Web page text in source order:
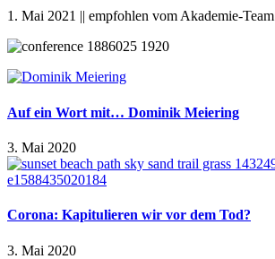
1. Mai 2021 || empfohlen vom Akademie-Team
Auf ein Wort mit… Dominik Meiering
3. Mai 2020
Corona: Kapitulieren wir vor dem Tod?
3. Mai 2020